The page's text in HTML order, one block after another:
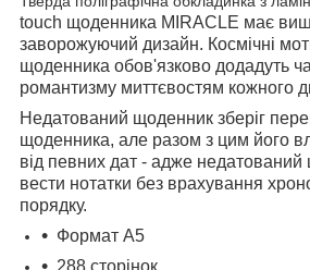
touch щоденника MIRACLE має
заворожуючий дизайн. Космічні
щоденника обов'язково додадуть
романтизму миттєвостям кожного
Недатований щоденник зберіг
щоденника, але разом з цим його
від певних дат - адже
вести нотатки без врахування
порядку.
Формат А5
288 сторінок